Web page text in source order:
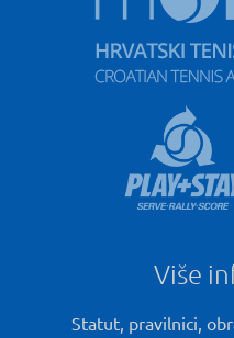
Više
Statut, pravilnici,